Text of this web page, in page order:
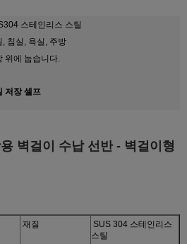
스테인리스 스틸
, 침실, 욕실, 주방
위에 눕습니다.
저장 셀프
벽걸이 수납 선반 - 벽걸이형
재질
SUS 304 스테인리스
스틸